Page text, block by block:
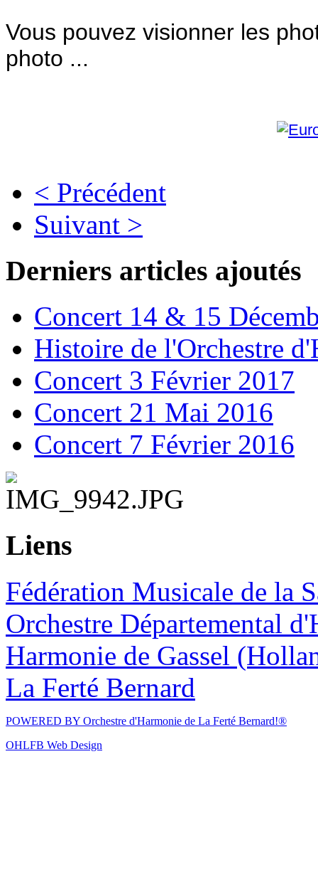
Vous pouvez visionner les
photo ...
< Précédent
Suivant >
Derniers articles ajoutés
Concert 14 & 15
Histoire de l'Orchestre
Concert 3 Février 2017
Concert 21 Mai 2016
Concert 7 Février 2016
Liens
Fédération Musicale de la
Orchestre Départemental
Harmonie de Gassel
La Ferté Bernard
POWERED BY Orchestre d'Harmonie de La Ferté Bernard!®
OHLFB Web Design